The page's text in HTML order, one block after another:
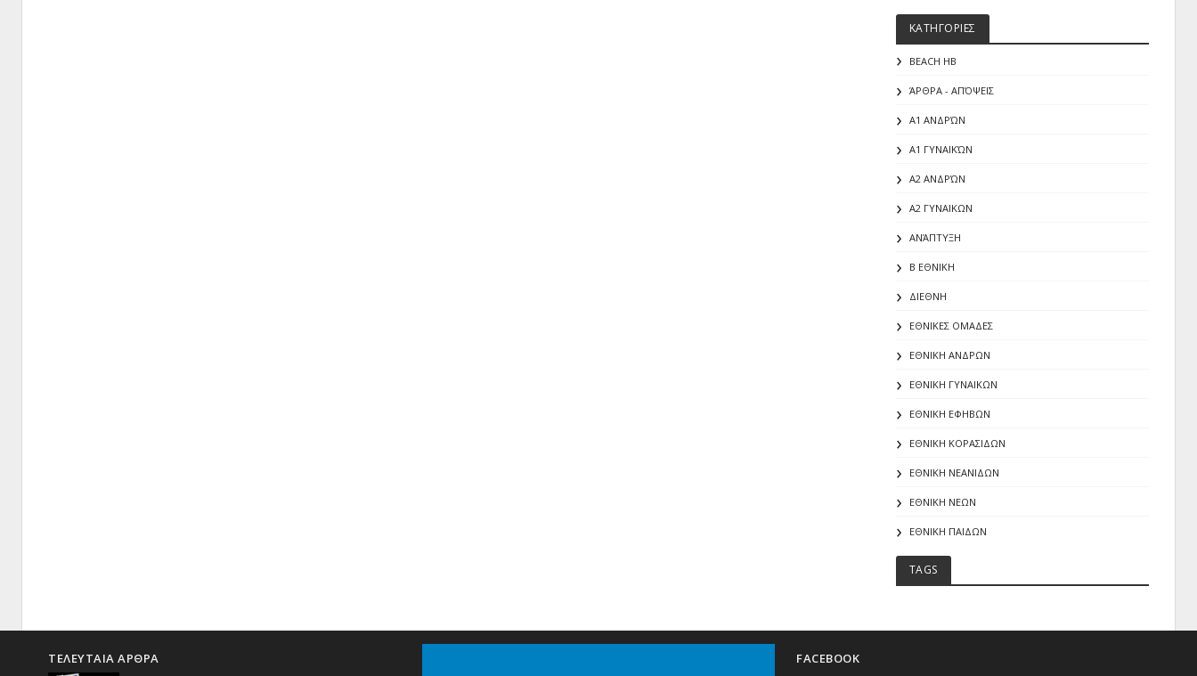
ΚΑΤΗΓΟΡΙΕΣ
BEACH HB
ΆΡΘΡΑ - ΑΠΌΨΕΙΣ
Α1 ΑΝΔΡΏΝ
Α1 ΓΥΝΑΙΚΏΝ
Α2 ΑΝΔΡΏΝ
Α2 ΓΥΝΑΙΚΩΝ
ΑΝΆΠΤΥΞΗ
Β ΕΘΝΙΚΗ
ΔΙΕΘΝΗ
ΕΘΝΙΚΕΣ ΟΜΑΔΕΣ
ΕΘΝΙΚΗ ΑΝΔΡΩΝ
ΕΘΝΙΚΗ ΓΥΝΑΙΚΩΝ
ΕΘΝΙΚΗ ΕΦΗΒΩΝ
ΕΘΝΙΚΗ ΚΟΡΑΣΙΔΩΝ
ΕΘΝΙΚΗ ΝΕΑΝΙΔΩΝ
ΕΘΝΙΚΗ ΝΕΩΝ
ΕΘΝΙΚΗ ΠΑΙΔΩΝ
TAGS
ΤΕΛΕΥΤΑΙΑ ΑΡΘΡΑ FACEBOOK